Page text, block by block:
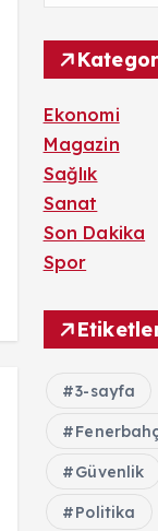
Ekonomi
Magazin
Sağlık
Sanat
Son Dakika
Spor
3-sayfa
Güvenlik
Politika